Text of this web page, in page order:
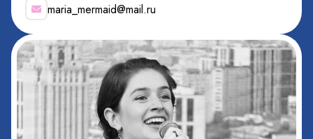
maria_mermaid@mail.ru